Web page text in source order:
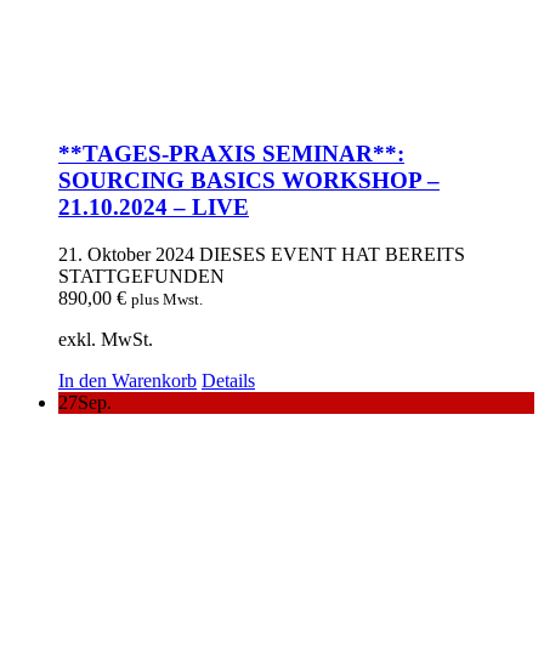
**TAGES-PRAXIS SEMINAR**:
SOURCING BASICS WORKSHOP –
21.10.2024 – LIVE
21. Oktober 2024 DIESES EVENT HAT BEREITS
STATTGEFUNDEN
890,00 € plus Mwst.
exkl. MwSt.
In den Warenkorb Details
27Sep.